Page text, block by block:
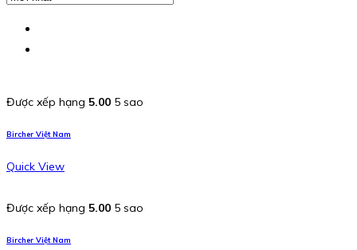
Được xếp hạng 5.00 5 sao
Bircher Việt Nam
Quick View
Được xếp hạng 5.00 5 sao
Bircher Việt Nam